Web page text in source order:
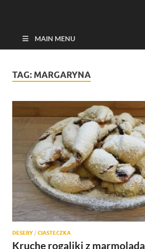
MAIN MENU
TAG: MARGARYNA
DESERY / CIASTECZKA
Kruche rogaliki z marmoladą